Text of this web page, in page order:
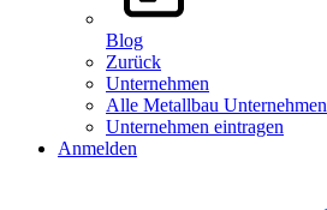
Blog
Zurück
Unternehmen
Alle Metallbau Unternehmen
Unternehmen eintragen
Anmelden